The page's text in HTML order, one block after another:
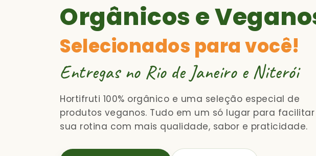
Orgânicos e
Selecionados para você!
Entregas no Rio de Janeiro e Niterói
Hortifruti 100% orgânico e uma seleção especial de
produtos veganos. Tudo em um só lugar para facilitar
sua rotina com mais qualidade, sabor e praticidade.